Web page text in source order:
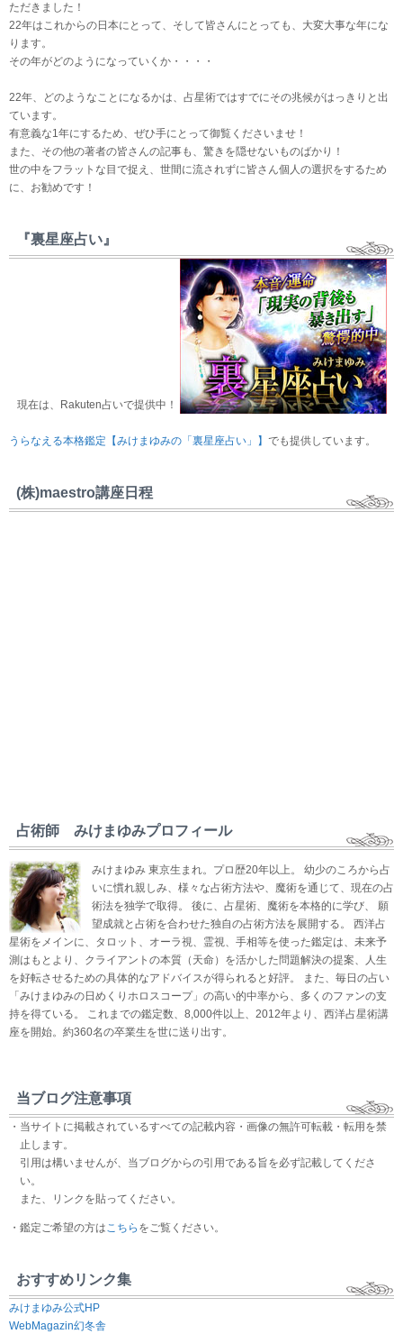
ただきました！
22年はこれからの日本にとって、そして皆さんにとっても、大変大事な年にな
ります。
その年がどのようになっていくか・・・・
22年、どのようなことになるかは、占星術ではすでにその兆候がはっきりと出
ています。
有意義な1年にするため、ぜひ手にとって御覧くださいませ！
また、その他の著者の皆さんの記事も、驚きを隠せないものばかり！
世の中をフラットな目で捉え、世間に流されずに皆さん個人の選択をするため
に、お勧めです！
『裏星座占い』
現在は、Rakuten占いで提供中！
うらなえる本格鑑定【みけまゆみの「裏星座占い」】 でも提供しています。
(株)maestro講座日程
占術師 みけまゆみプロフィール
みけまゆみ 東京生まれ。プロ歴20年以上。 幼少のころから占
いに慣れ親しみ、様々な占術方法や、魔術を通じて、現在の占
術法を独学で取得。 後に、占星術、魔術を本格的に学び、 願
望成就と占術を合わせた独自の占術方法を展開する。 西洋占
星術をメインに、タロット、オーラ視、霊視、手相等を使った鑑定は、未来予
測はもとより、クライアントの本質（天命）を活かした問題解決の提案、人生
を好転させるための具体的なアドバイスが得られると好評。 また、毎日の占い
「みけまゆみの日めくりホロスコープ」の高い的中率から、多くのファンの支
持を得ている。 これまでの鑑定数、8,000件以上、2012年より、西洋占星術講
座を開始。約360名の卒業生を世に送り出す。
当ブログ注意事項
・当サイトに掲載されているすべての記載内容・画像の無許可転載・転用を禁
止します。
引用は構いませんが、当ブログからの引用である旨を必ず記載してくださ
い。
また、リンクを貼ってください。
・鑑定ご希望の方はこちら をご覧ください。
おすすめリンク集
みけまゆみ公式HP
WebMagazin幻冬舎